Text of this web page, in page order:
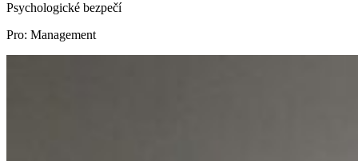
Psychologické bezpečí
Pro: Management